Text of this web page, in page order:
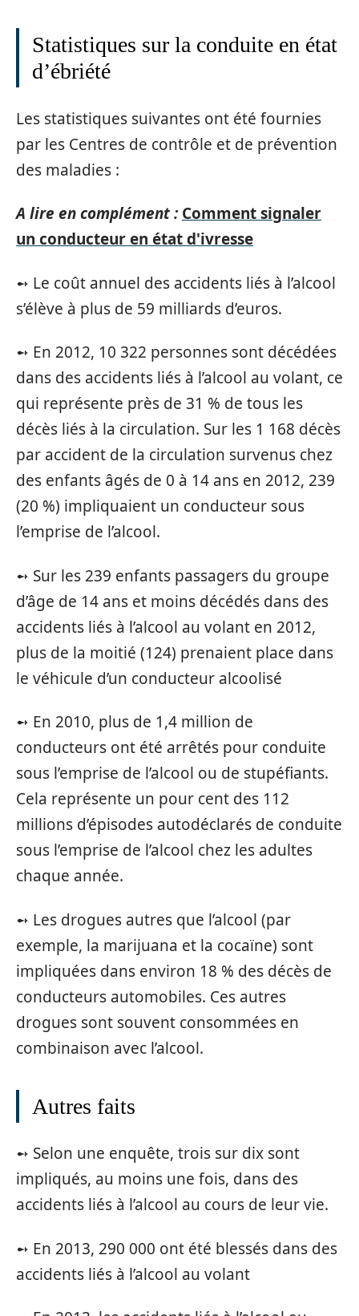
Statistiques sur la conduite en état
d’ébriété
Les statistiques suivantes ont été fournies
par les Centres de contrôle et de prévention
des maladies :
A lire en complément : Comment signaler
un conducteur en état d'ivresse
➻ Le coût annuel des accidents liés à l’alcool
s’élève à plus de 59 milliards d’euros.
➻ En 2012, 10 322 personnes sont décédées
dans des accidents liés à l’alcool au volant, ce
qui représente près de 31 % de tous les
décès liés à la circulation. Sur les 1 168 décès
par accident de la circulation survenus chez
des enfants âgés de 0 à 14 ans en 2012, 239
(20 %) impliquaient un conducteur sous
l’emprise de l’alcool.
➻ Sur les 239 enfants passagers du groupe
d’âge de 14 ans et moins décédés dans des
accidents liés à l’alcool au volant en 2012,
plus de la moitié (124) prenaient place dans
le véhicule d’un conducteur alcoolisé
➻ En 2010, plus de 1,4 million de
conducteurs ont été arrêtés pour conduite
sous l’emprise de l’alcool ou de stupéfiants.
Cela représente un pour cent des 112
millions d’épisodes autodéclarés de conduite
sous l’emprise de l’alcool chez les adultes
chaque année.
➻ Les drogues autres que l’alcool (par
exemple, la marijuana et la cocaïne) sont
impliquées dans environ 18 % des décès de
conducteurs automobiles. Ces autres
drogues sont souvent consommées en
combinaison avec l’alcool.
Autres faits
➻ Selon une enquête, trois sur dix sont
impliqués, au moins une fois, dans des
accidents liés à l’alcool au cours de leur vie.
➻ En 2013, 290 000 ont été blessés dans des
accidents liés à l’alcool au volant